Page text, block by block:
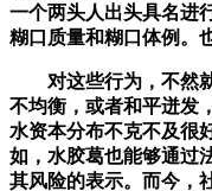
一个两头人出头具名进
糊口质量和糊口体例。
对这些行为，不然就
不均衡，或者和平迸发
水资本分布不克不及很
如，水胶葛也能够通过
其风险的表示。而今，